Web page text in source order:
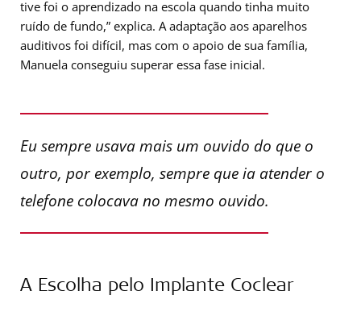
tive foi o aprendizado na escola quando tinha muito
ruído de fundo,” explica. A adaptação aos aparelhos
auditivos foi difícil, mas com o apoio de sua família,
Manuela conseguiu superar essa fase inicial.
Eu sempre usava mais um ouvido do que o
outro, por exemplo, sempre que ia atender o
telefone colocava no mesmo ouvido.
A Escolha pelo Implante Coclear